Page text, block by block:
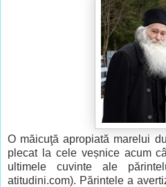
O măicuţă apropiată marelui
plecat la cele veșnice acum
ultimele cuvinte ale
atitudini.com). Părintele a